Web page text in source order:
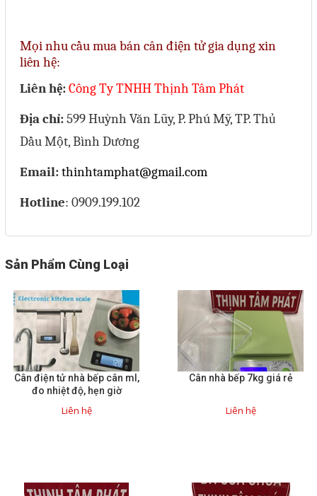
Mọi nhu cầu mua bán cân điện tử gia dụng xin
liên hệ:
Liên hệ:Công Ty TNHH Thịnh Tâm Phát
Địa chỉ:599 Huỳnh Văn Lũy, P. Phú Mỹ, TP. Thủ
Dầu Một, Bình Dương
Email:thinhtamphat@gmail.com
Hotline: 0909.199.102
Sản Phẩm Cùng Loại
Cân điện tử nhà bếp cân ml,
đo nhiệt độ, hẹn giờ
Liên hệ
Cân nhà bếp 7kg giá rẻ
Liên hệ